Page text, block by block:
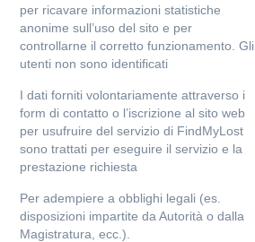
per ricavare informazioni statistiche
anonime sull’uso del sito e per
controllarne il corretto funzionamento. Gli
utenti non sono identificati
I dati forniti volontariamente attraverso i
form di contatto o l’iscrizione al sito web
per usufruire del servizio di FindMyLost
sono trattati per eseguire il servizio e la
prestazione richiesta
Per adempiere a obblighi legali (es.
disposizioni impartite da Autorità o dalla
Magistratura, ecc.).